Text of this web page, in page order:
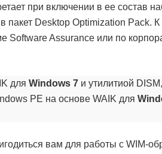
при включении в ее состав
пакет Desktop Optimization Pack.
Software Assurance или по
для Windows 7 и утилитиой
PE на основе WAIK для
вам для работы с WIM-